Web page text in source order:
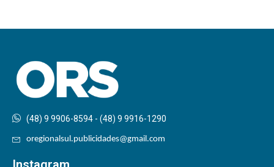
(48) 9 9906-8594 - (48) 9 9916-1290
oregionalsul.publicidades@gmail.com